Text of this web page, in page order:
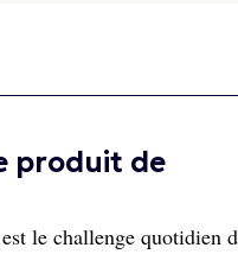
produit de
le challenge quotidien